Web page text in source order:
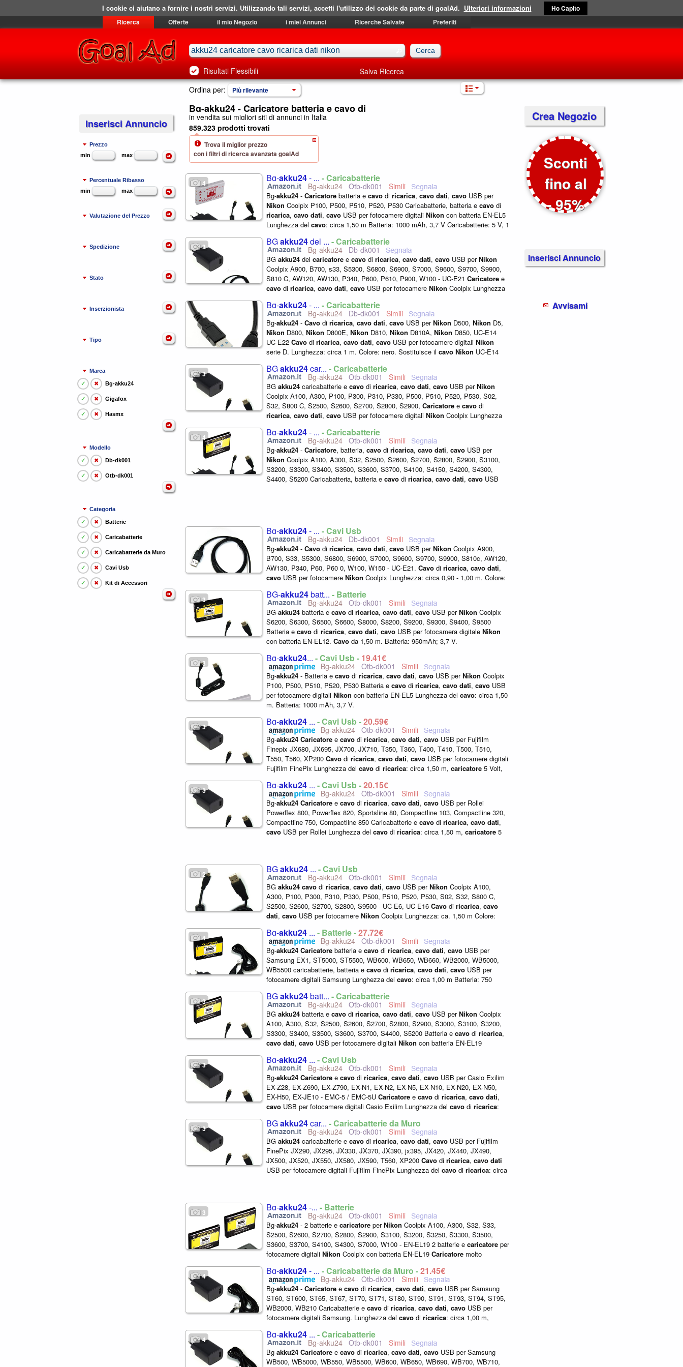
Ricerca Offerte il mio Negozio i miei Annunci Ricerche Salvate Preferiti
Risultati Flessibili
Salva Ricerca
Ordina per:
Più rilevante
Bg-akku24 - Caricatore batteria e cavo di
in vendita sui migliori siti di annunci in Italia
Trova il miglior prezzo
con i filtri di ricerca avanzata goalAd
859.323 prodotti trovati
Inserisci Annuncio
Prezzo
min
max
Percentuale Ribasso
min
max
Valutazione del Prezzo
Spedizione
Stato
Inserzionista
Tipo
Marca
✓ ✖ Bg-akku24
✓ ✖ Gigafox
✓ ✖ Hasmx
Modello
✓ ✖ Db-dk001
✓ ✖ Otb-dk001
Categoria
✓ ✖ Batterie
✓ ✖ Caricabatterie
✓ ✖ Caricabatterie da Muro
✓ ✖ Cavi Usb
✓ ✖ Kit di Accessori
4 Bg-akku24- ... - Caricabatterie
Bg-akku24 Otb-dk001
Bg-akku24 - Caricatore batteria e cavo di ricarica, cavo dati, cavo USB per
Nikon Coolpix P100, P500, P510, P520, P530 Caricabatterie, batteria e cavo di
ricarica, cavo dati, cavo USB per fotocamere digitali Nikon con batteria EN-EL5
Lunghezza del cavo: circa 1,50 m Batteria: 1000 mAh, 3,7 V Caricabatterie: 5 V, 1
3 BGakku24del ... - Caricabatterie
Bg-akku24 Db-dk001
BG akku24 del caricatore e cavo di ricarica, cavo dati, cavo USB perNikon
Coolpix A900, B700, s33, S5300, S6800, S6900, S7000, S9600, S9700, S9900,
S810 C, AW120, AW130, P340, P600, P610, P900, W100 - UC-E21 Caricatore e
cavo di ricarica, cavo dati, cavo USB per fotocamere Nikon Coolpix Lunghezza
Bg-akku24- ... - Caricabatterie
Bg-akku24 Db-dk001
Bg-akku24 - Cavo di ricarica, cavo dati, cavo USB perNikon D500, Nikon D5,
Nikon D800, Nikon D800E, Nikon D810, Nikon D810A, Nikon D850, UC-E14
UC-E22 Cavo di ricarica, cavo dati, cavo USB per fotocamere digitali Nikon
serie D. Lunghezza: circa 1 m. Colore: nero. Sostituisce il cavo Nikon UC-E14
3 BGakku24car... - Caricabatterie
Bg-akku24 Otb-dk001
BG akku24 caricabatterie e cavo di ricarica, cavo dati, cavo USB perNikon
Coolpix A100, A300, P100, P300, P310, P330, P500, P510, P520, P530, S02,
S32, S800 C, S2500, S2600, S2700, S2800, S2900, Caricatore e cavo di
ricarica, cavo dati, cavo USB per fotocamere digitali Nikon Coolpix Lunghezza
4 Bg-akku24- ... - Caricabatterie
Bg-akku24 Otb-dk001
Bg-akku24 - Caricatore, batteria, cavo di ricarica, cavo dati, cavo USB per
Nikon Coolpix A100, A300, S32, S2500, S2600, S2700, S2800, S2900, S3100,
S3200, S3300, S3400, S3500, S3600, S3700, S4100, S4150, S4200, S4300,
S4400, S5200 Caricabatteria, batteria e cavo di ricarica, cavo dati, cavo USB
Bg-akku24- ... - Cavi Usb
Bg-akku24 Db-dk001
Bg-akku24 - Cavo di ricarica, cavo dati, cavo USB perNikon Coolpix A900,
B700, S33, S5300, S6800, S6900, S7000, S9600, S9700, S9900, S810c, AW120,
AW130, P340, P60, P60 0, W100, W150 - UC-E21. Cavo di ricarica, cavo dati,
cavo USB per fotocamere Nikon Coolpix Lunghezza: circa 0,90 - 1,00 m. Colore:
3 BG-akku24batt... - Batterie
Bg-akku24 Otb-dk001
BG-akku24 batteria e cavo di ricarica, cavo dati, cavo USB perNikon Coolpix
S6200, S6300, S6500, S6600, S8000, S8200, S9200, S9300, S9400, S9500
Batteria e cavo di ricarica, cavo dati, cavo USB per fotocamera digitale Nikon
con batteria EN-EL12. Cavo da 1,50 m. Batteria: 950mAh; 3,7 V.
3 Bg-akku24... - Cavi Usb - 19,41€
Bg-akku24 Otb-dk001
Bg-akku24 - Batteria e cavo di ricarica, cavo dati, cavo USB perNikon Coolpix
P100, P500, P510, P520, P530 Batteria e cavo di ricarica, cavo dati, cavo USB
per fotocamere digitali Nikon con batteria EN-EL5 Lunghezza del cavo: circa 1,50
m. Batteria: 1000 mAh, 3,7 V.
3 Bg-akku24 ... - Cavi Usb -20,59€
Bg-akku24 Otb-dk001
Bg-akku24 Caricatore e cavo di ricarica, cavo dati, cavo USB per Fujifilm
Finepix JX680, JX695, JX700, JX710, T350, T360, T400, T410, T500, T510,
T550, T560, XP200 Cavo di ricarica, cavo dati, cavo USB per fotocamere digitali
Fujifilm FinePix Lunghezza del cavo di ricarica: circa 1,50 m, caricatore 5 Volt,
3 Bg-akku24 ... - Cavi Usb -20,15€
Bg-akku24 Otb-dk001
Bg-akku24 Caricatore e cavo di ricarica, cavo dati, cavo USB per Rollei
Powerflex 800, Powerflex 820, Sportsline 80, Compactline 103, Compactline 320,
Compactline 750, Compactline 850 Caricabatterie e cavo di ricarica, cavo dati,
cavo USB per Rollei Lunghezza del cavo di ricarica: circa 1,50 m, caricatore 5
2 BGakku24 ... - Cavi Usb
Bg-akku24 Otb-dk001
BG akku24 cavo di ricarica, cavo dati, cavo USB perNikon Coolpix A100,
A300, P100, P300, P310, P330, P500, P510, P520, P530, S02, S32, S800 C,
S2500, S2600, S2700, S2800, S9500 - UC-E6, UC-E16 Cavo di ricarica, cavo
dati, cavo USB per fotocamere Nikon Coolpix Lunghezza: ca. 1,50 m Colore:
4 Bg-akku24 ... - Batterie -27,72€
Bg-akku24 Otb-dk001
Bg-akku24 Caricatore batteria e cavo di ricarica, cavo dati, cavo USB per
Samsung EX1, ST5000, ST5500, WB600, WB650, WB660, WB2000, WB5000,
WB5500 caricabatterie, batteria e cavo di ricarica, cavo dati, cavo USB per
fotocamere digitali Samsung Lunghezza del cavo: circa 1,00 m Batteria: 750
3 BGakku24batt... - Caricabatterie
Bg-akku24 Otb-dk001
BG akku24 batteria e cavo di ricarica, cavo dati, cavo USB perNikon Coolpix
A100, A300, S32, S2500, S2600, S2700, S2800, S2900, S3000, S3100, S3200,
S3300, S3400, S3500, S3600, S3700, S4400, S5200 Batteria e cavo di ricarica,
cavo dati, cavo USB per fotocamere digitali Nikon con batteria EN-EL19
3 Bg-akku24 ... - Cavi Usb
Bg-akku24 Otb-dk001
Bg-akku24 Caricatore e cavo di ricarica, cavo dati, cavo USB per Casio Exilim
EX-Z28, EX-Z690, EX-Z790, EX-N1, EX-N2, EX-N5, EX-N10, EX-N20, EX-N50,
EX-H50, EX-JE10 - EMC-5 / EMC-5U Caricatore e cavo di ricarica, cavo dati,
cavo USB per fotocamere digitali Casio Exilim Lunghezza del cavo di ricarica:
3 BGakku24car... - Caricabatterie da Muro
Bg-akku24 Otb-dk001
BG akku24 caricabatterie e cavo di ricarica, cavo dati, cavo USB per Fujifilm
FinePix JX290, JX295, JX330, JX370, JX390, jx395, JX420, JX440, JX490,
JX500, JX520, JX550, JX580, JX590, T560, XP200 Cavo di ricarica, cavo dati
USB per fotocamere digitali Fujifilm FinePix Lunghezza del cavo di ricarica: circa
3 Bg-akku24-... - Batterie
Bg-akku24 Otb-dk001
Bg-akku24 - 2 batterie e caricatore perNikon Coolpix A100, A300, S32, S33,
S2500, S2600, S2700, S2800, S2900, S3100, S3200, S3250, S3300, S3500,
S3600, S3700, S4100, S4300, S7000, W100 - EN-EL19 2 batterie e caricatore per
fotocamere digitali Nikon Coolpix con batteria EN-EL19 Caricatore molto
4 Bg-akku24- ... - Caricabatterie da Muro -21,45€
Bg-akku24 Otb-dk001
Bg-akku24 - Caricatore e cavo di ricarica, cavo dati, cavo USB per Samsung
ST60, ST600, ST65, ST67, ST70, ST71, ST80, ST90, ST91, ST93, ST94, ST95,
WB2000, WB210 Caricabatterie e cavo di ricarica, cavo dati, cavo USB per
fotocamere digitali Samsung. Lunghezza del cavo di ricarica: circa 1,00 m,
4 Bg-akku24 ... - Caricabatterie
Bg-akku24 Otb-dk001
Bg-akku24 Caricatore e cavo di ricarica, cavo dati, cavo USB per Samsung
WB500, WB5000, WB550, WB5500, WB600, WB650, WB690, WB700, WB710,
Crea Negozio
Sconti
fino al
- 95%
Inserisci Annuncio
Avvisami
I cookie ci aiutano a fornire i nostri servizi. Utilizzando tali servizi, accetti l'utilizzo dei cookie da parte di goalAd. Ulteriori informazioni Ho Capito